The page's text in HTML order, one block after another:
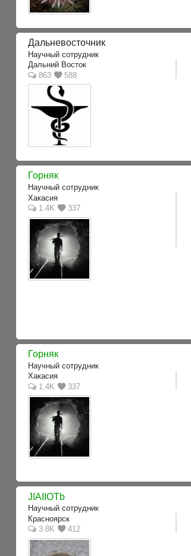
Дальневосточник
Научный сотрудник
Дальний Восток
863
588
Горняк
Научный сотрудник
Хакасия
1.4K
337
Горняк
Научный сотрудник
Хакасия
1.4K
337
JIAIIOTb
Научный сотрудник
Красноярск
3.8K
412